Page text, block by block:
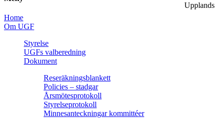
Home
Om UGF
Styrelse
UGFs valberedning
Dokument
Reseräkningsblankett
Policies – stadgar
Årsmötesprotokoll
Styrelseprotokoll
Minnesanteckningar kommittéer
Upplands